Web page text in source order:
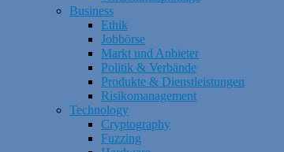
Business
Ethik
Jobbörse
Markt und Anbieter
Politik & Verbände
Produkte & Dienstleistungen
Risikomanagement
Technology
Cryptography
Fuzzing